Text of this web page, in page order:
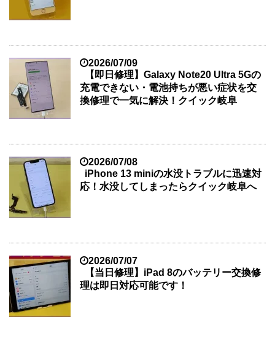
2026/07/09
【即日修理】Galaxy Note20 Ultra 5Gの
充電できない・電池持ちが悪い症状を交
換修理で一気に解決！クイック岐阜
2026/07/08
iPhone 13 miniの水没トラブルに迅速対
応！水没してしまったらクイック岐阜へ
2026/07/07
【当日修理】iPad 8のバッテリー交換修
理は即日対応可能です！